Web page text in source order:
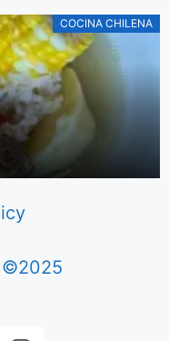
COCINA CHILENA
©2025